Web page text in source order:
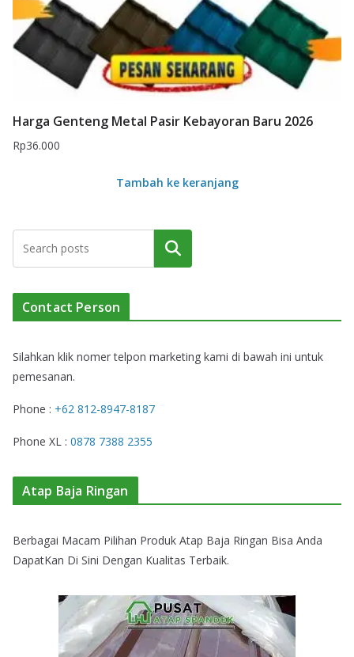
Harga Genteng Metal Pasir Kebayoran Baru 2026
Rp36.000
Tambah ke keranjang
Cari
Contact Person
Silahkan klik nomer telpon marketing kami di bawah ini untuk
pemesanan.
Phone : +62 812-8947-8187
Phone XL : 0878 7388 2355
Atap Baja Ringan
Berbagai Macam Pilihan Produk Atap Baja Ringan Bisa Anda
DapatKan Di Sini Dengan Kualitas Terbaik.